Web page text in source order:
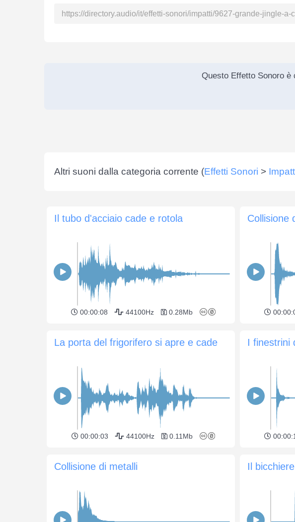
Questo Effetto Sonoro
Altri suoni dalla categoria corrente (Effetti Sonori >
Il tubo d'acciaio cade e rotola
00:00:08 44100Hz 0.28Mb
Collisione
La porta del frigorifero si apre e cade
00:00:03 44100Hz 0.11Mb
Collisione di metalli Il